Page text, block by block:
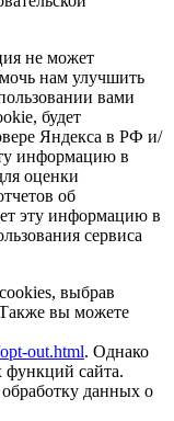
не может
нам улучшить
вами
будет
Яндекса в РФ и/
информацию в
оценки
об
эту информацию в
сервиса
выбрав
вы можете
out.html. Однако
функций сайта.
обработку данных о